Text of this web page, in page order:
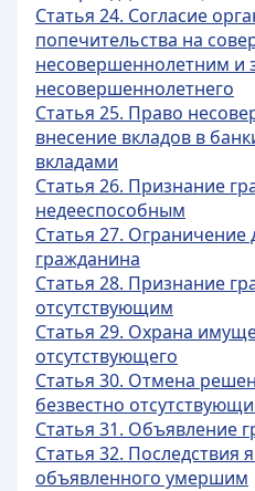
Статья 24. Согласие
попечительства на
несовершеннолетним и
несовершеннолетнего
Статья 25. Право
внесение вкладов в
вкладами
Статья 26. Признание
недееспособным
Статья 27. Ограничение
гражданина
Статья 28. Признание
отсутствующим
Статья 29. Охрана
отсутствующего
Статья 30. Отмена
безвестно
Статья 31. Объявление
Статья 32. Последствия
объявленного умершим